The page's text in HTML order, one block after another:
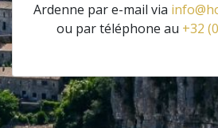
Ardenne par e-mail via
ou par téléphone au +32